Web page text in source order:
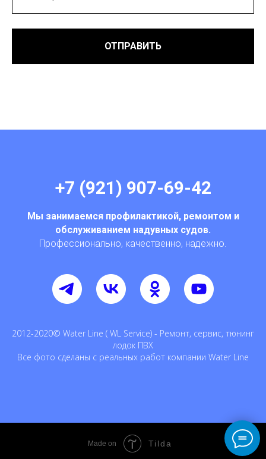
ОТПРАВИТЬ
+7 (921) 907-69-42
Мы занимаемся профилактикой, ремонтом и
обслуживанием надувных судов.
Профессионально, качественно, надежно.
2012-2020© Water Line ( WL Service) - Ремонт, сервис, тюнинг
лодок ПВХ
Все фото сделаны с реальных работ компании Water Line
Made on Tilda